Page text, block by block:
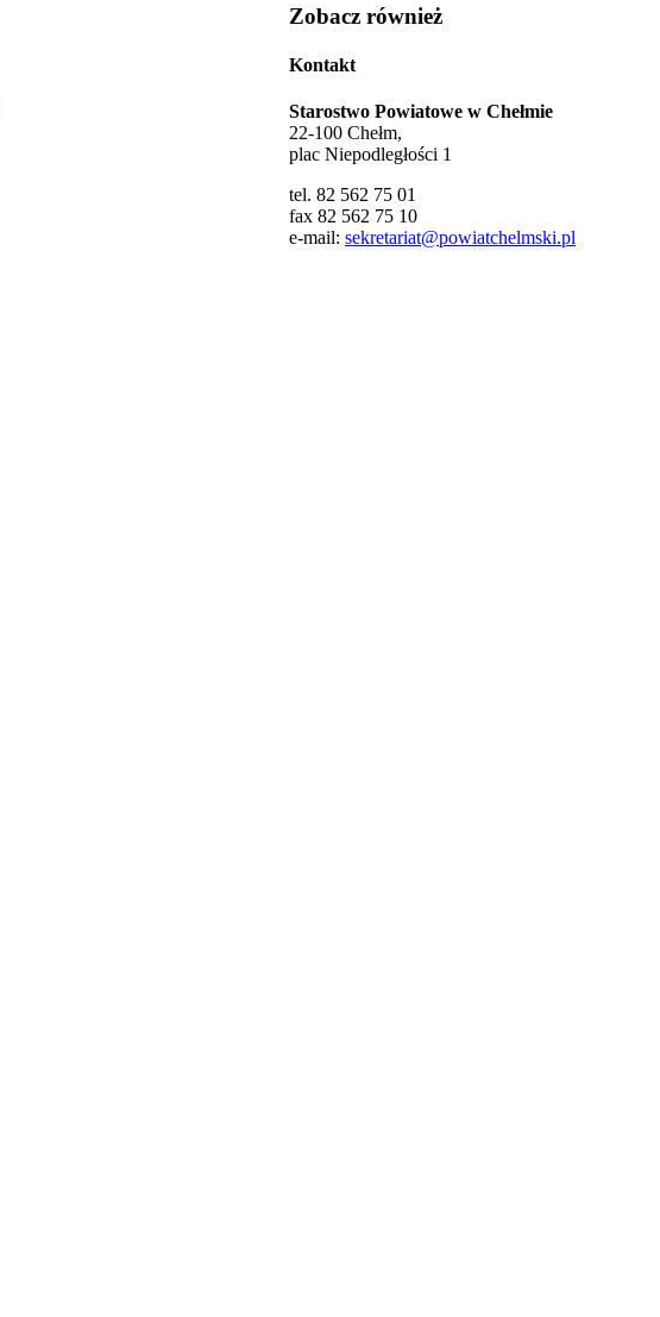
Zobacz również
Kontakt
Starostwo Powiatowe w Chełmie
22-100 Chełm,
plac Niepodległości 1
tel. 82 562 75 01
fax 82 562 75 10
e-mail: sekretariat@powiatchelmski.pl